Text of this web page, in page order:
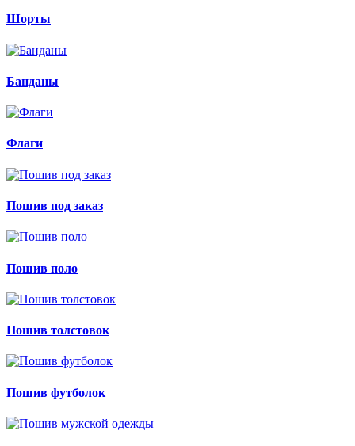
Шорты
Банданы
Флаги
Пошив под заказ
Пошив поло
Пошив толстовок
Пошив футболок